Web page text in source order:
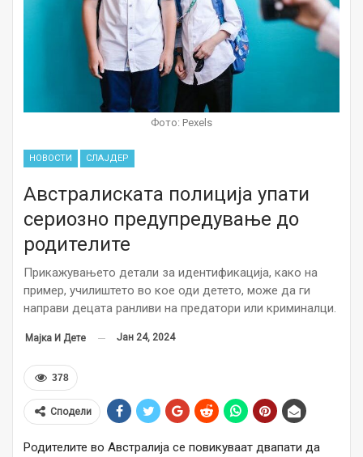
Фото: Pexels
НОВОСТИ СЛАЈДЕР
Австралиската полиција упати
сериозно предупредување до
родителите
Прикажувањето детали за идентификација, како на
пример, училиштето во кое оди детето, може да ги
направи децата ранливи на предатори или криминалци.
Мајка И Дете Јан 24, 2024
378
Сподели
Родителите во Австралија се повикуваат двапати да